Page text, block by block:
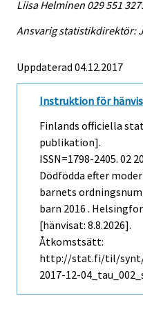
Liisa Helminen 029 551
Ansvarig statistikdirektör:
Uppdaterad 04.12.2017
Instruktion för
Finlands officiella
publikation].
ISSN=1798-2405. 02
Dödfödda efter
barnets
barn 2016 .
[hänvisat: 8.8.2026].
Åtkomstsätt:
http://stat.fi/til/synt/
2017-12-